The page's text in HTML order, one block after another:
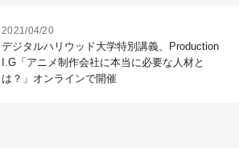
2021/04/20
デジタルハリウッド大学特別講義、Production
I.G「アニメ制作会社に本当に必要な人材と
は？」オンラインで開催